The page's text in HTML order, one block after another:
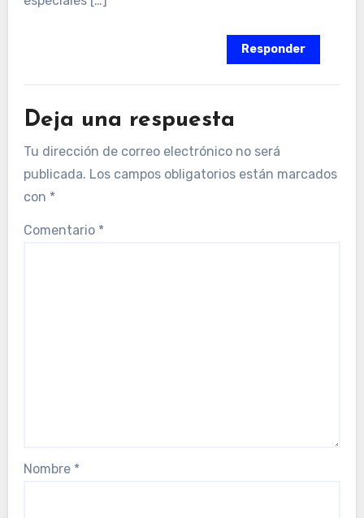
Responder
Deja una respuesta
Tu dirección de correo electrónico no será
publicada. Los campos obligatorios están marcados
con *
Comentario *
Nombre *